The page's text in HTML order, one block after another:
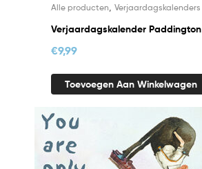
Alle producten, Verjaardagskalenders
Verjaardagskalender Paddington
€9,99
Toevoegen Aan Winkelwagen